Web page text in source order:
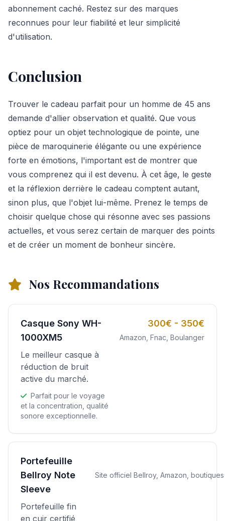
abonnement caché. Restez sur des marques
reconnues pour leur fiabilité et leur simplicité
d'utilisation.
Conclusion
Trouver le cadeau parfait pour un homme de 45 ans
demande d'allier observation et qualité. Que vous
optiez pour un objet technologique de pointe, une
pièce de maroquinerie élégante ou une expérience
forte en émotions, l'important est de montrer que
vous comprenez qui il est devenu. À cet âge, le geste
et la réflexion derrière le cadeau comptent autant,
sinon plus, que l'objet lui-même. Prenez le temps de
choisir quelque chose qui résonne avec ses passions
actuelles, et vous serez certain de marquer des points
et de créer un moment de bonheur sincère.
Nos Recommandations
Casque Sony WH-
1000XM5
Le meilleur casque à
réduction de bruit
active du marché.
Parfait pour le voyage
et la concentration, qualité
sonore exceptionnelle.
300€ - 350€
Amazon, Fnac, Boulanger
Portefeuille
Bellroy Note
Sleeve
Portefeuille fin
en cuir certifié
Site officiel Bellroy, Amazon,